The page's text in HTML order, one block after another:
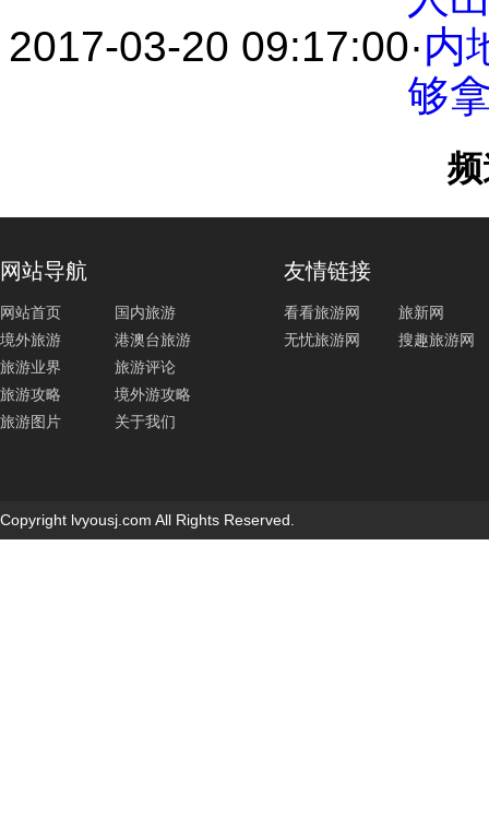
2017-03-20 09:17:00·内
够
网站导航
网站首页
国内旅游
境外旅游
港澳台旅游
旅游业界
旅游评论
旅游攻略
境外游攻略
旅游图片
关于我们
友情链接
看看旅游网
旅新网
无忧旅游网
搜趣旅游网
Copyright lvyousj.com All Rights Reserved.